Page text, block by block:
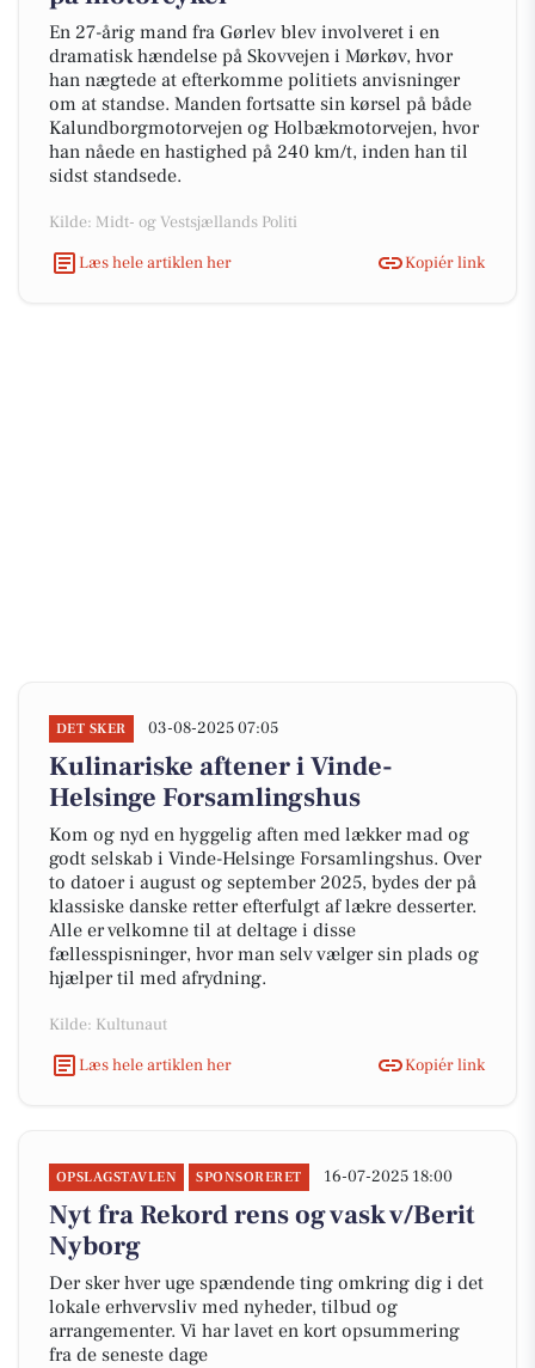
En 27-årig mand fra Gørlev blev involveret i en
dramatisk hændelse på Skovvejen i Mørkøv, hvor
han nægtede at efterkomme politiets anvisninger
om at standse. Manden fortsatte sin kørsel på både
Kalundborgmotorvejen og Holbækmotorvejen, hvor
han nåede en hastighed på 240 km/t, inden han til
sidst standsede.
Kilde: Midt- og Vestsjællands Politi
Læs hele artiklen her
Kopiér link
DET SKER 03-08-2025 07:05
Kulinariske aftener i Vinde-
Helsinge Forsamlingshus
Kom og nyd en hyggelig aften med lækker mad og
godt selskab i Vinde-Helsinge Forsamlingshus. Over
to datoer i august og september 2025, bydes der på
klassiske danske retter efterfulgt af lækre desserter.
Alle er velkomne til at deltage i disse
fællesspisninger, hvor man selv vælger sin plads og
hjælper til med afrydning.
Kilde: Kultunaut
Læs hele artiklen her
Kopiér link
OPSLAGSTAVLEN SPONSORERET 16-07-2025 18:00
Nyt fra Rekord rens og vask v/Berit
Nyborg
Der sker hver uge spændende ting omkring dig i det
lokale erhvervsliv med nyheder, tilbud og
arrangementer. Vi har lavet en kort opsummering
fra de seneste dage